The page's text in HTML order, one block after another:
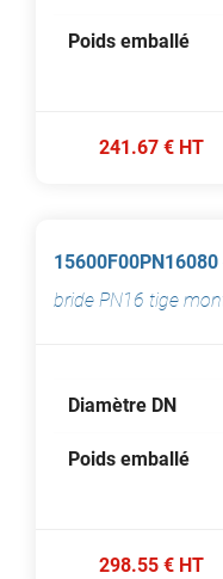
Poids emballé
241.67 € HT
15600F00PN16080
bride PN16 tige
Diamètre DN
Poids emballé
298.55 € HT